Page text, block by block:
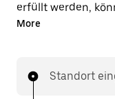
erfüllt werden,
Taxifahrer*innen
UberX kennst,
More
Standort